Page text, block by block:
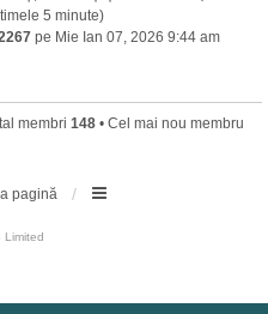
5 minute)
pe Mie Ian 07, 2026 9:44 am
membri 148 • Cel mai nou membru
pagină
Limited